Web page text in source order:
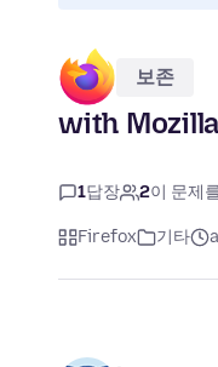
보존
with
1답장 2이 문제
Firefox 기타